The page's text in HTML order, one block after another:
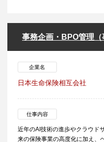
事務企画・BPO管理（
企業名
日本生命保険相互会社
仕事内容
近年のAI技術の進歩やクラウド
来の保険事業の高度化に加え、